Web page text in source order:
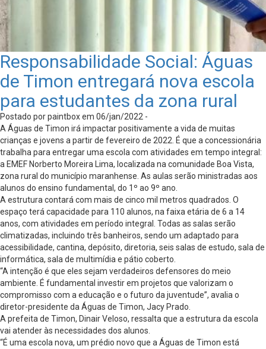
Responsabilidade Social: Águas
de Timon entregará nova escola
para estudantes da zona rural
Postado por paintbox em 06/jan/2022 -
A Águas de Timon irá impactar positivamente a vida de muitas
crianças e jovens a partir de fevereiro de 2022. É que a concessionária
trabalha para entregar uma escola com atividades em tempo integral:
a EMEF Norberto Moreira Lima, localizada na comunidade Boa Vista,
zona rural do município maranhense. As aulas serão ministradas aos
alunos do ensino fundamental, do 1º ao 9º ano.
A estrutura contará com mais de cinco mil metros quadrados. O
espaço terá capacidade para 110 alunos, na faixa etária de 6 a 14
anos, com atividades em período integral. Todas as salas serão
climatizadas, incluindo três banheiros, sendo um adaptado para
acessibilidade, cantina, depósito, diretoria, seis salas de estudo, sala de
informática, sala de multimídia e pátio coberto.
“A intenção é que eles sejam verdadeiros defensores do meio
ambiente. É fundamental investir em projetos que valorizam o
compromisso com a educação e o futuro da juventude”, avalia o
diretor-presidente da Águas de Timon, Jacy Prado.
A prefeita de Timon, Dinair Veloso, ressalta que a estrutura da escola
vai atender às necessidades dos alunos.
“É uma escola nova, um prédio novo que a Águas de Timon está